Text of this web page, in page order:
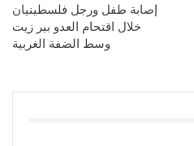
إصابة طفل ورجل فلسطينيان
خلال اقتحام العدو بير زيت
وسط الضفة الغربية